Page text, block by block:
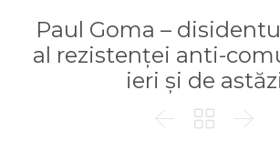
Paul Goma –
al rezistenței anti-
ieri și de
  